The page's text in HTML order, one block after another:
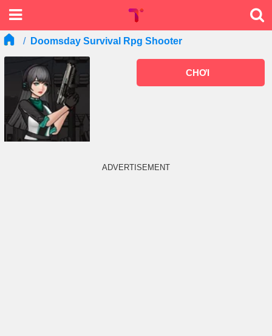
Doomsday Survival Rpg Shooter
CHƠI
ADVERTISEMENT